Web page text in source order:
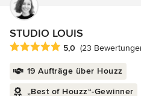
STUDIO LOUIS
Durchschnittliche Bewertung: 5
5,0 (23
19 Aufträge über Houzz
„Best of Houzz“-Gewinner